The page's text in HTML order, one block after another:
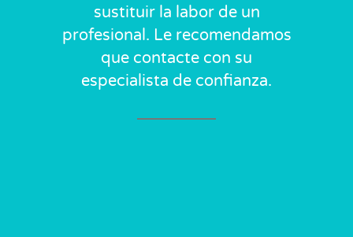
sustituir la labor de un
profesional. Le recomendamos
que contacte con su
especialista de confianza.